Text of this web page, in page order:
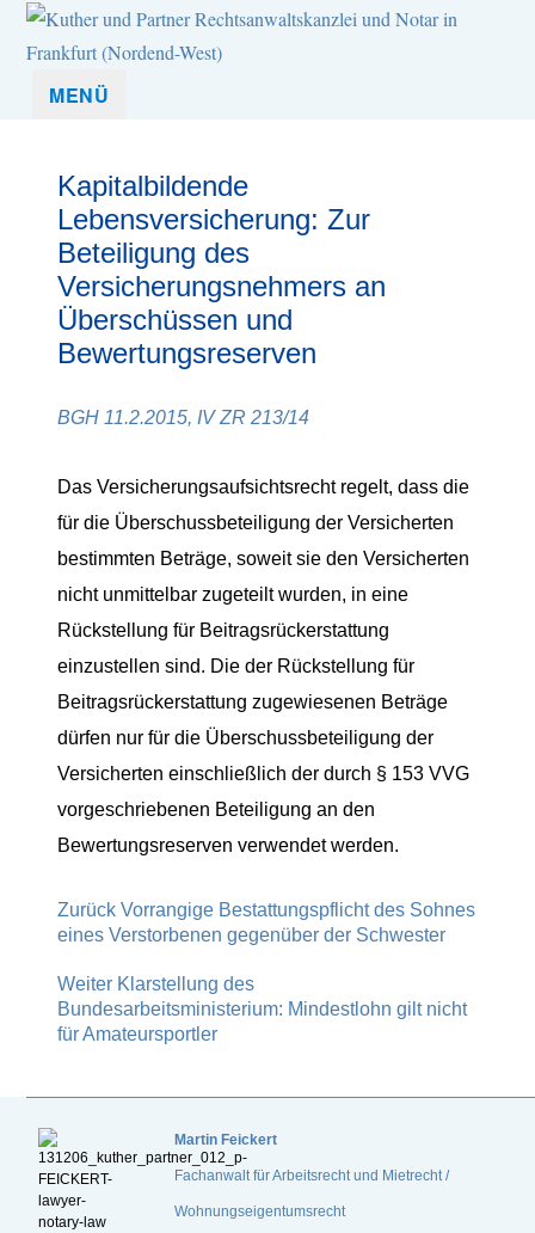
Kuther und Partner Rechtsanwaltskanzlei und Notar in Frankfurt
Kuther & Partner ist eine Anwaltskanzlei, die mittelständische
MENÜ
Kapitalbildende
Lebensversicherung: Zur
Beteiligung des
Versicherungsnehmers an
Überschüssen und
Bewertungsreserven
BGH 11.2.2015, IV ZR 213/14
Das Versicherungsaufsichtsrecht regelt, dass die
für die Überschussbeteiligung der Versicherten
bestimmten Beträge, soweit sie den Versicherten
nicht unmittelbar zugeteilt wurden, in eine
Rückstellung für Beitragsrückerstattung
einzustellen sind. Die der Rückstellung für
Beitragsrückerstattung zugewiesenen Beträge
dürfen nur für die Überschussbeteiligung der
Versicherten einschließlich der durch § 153 VVG
vorgeschriebenen Beteiligung an den
Bewertungsreserven verwendet werden.
Zurück Vorrangige Bestattungspflicht des Sohnes
eines Verstorbenen gegenüber der Schwester
Weiter Klarstellung des
Bundesarbeitsministerium: Mindestlohn gilt nicht
für Amateursportler
Martin Feickert
Fachanwalt für Arbeitsrecht und Mietrecht /
Wohnungseigentumsrecht